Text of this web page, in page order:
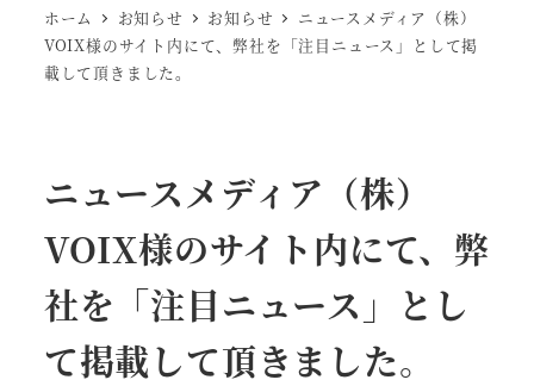
ホーム お知らせ お知らせ
ニュースメディア（株）
VOIX様のサイト内にて、弊社を「注目ニュース」として掲
載して頂きました。
ニュースメディア（株）
VOIX様のサイト内にて、弊
社を「注目ニュース」とし
て掲載して頂きました。